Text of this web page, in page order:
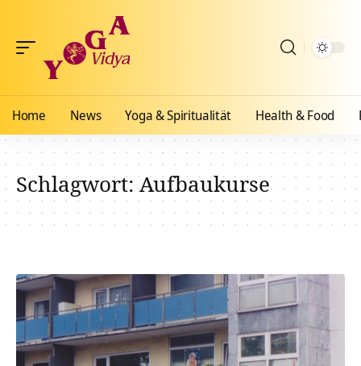
Home News Yoga & Spiritualität Health & Food
Schlagwort:Aufbaukurse